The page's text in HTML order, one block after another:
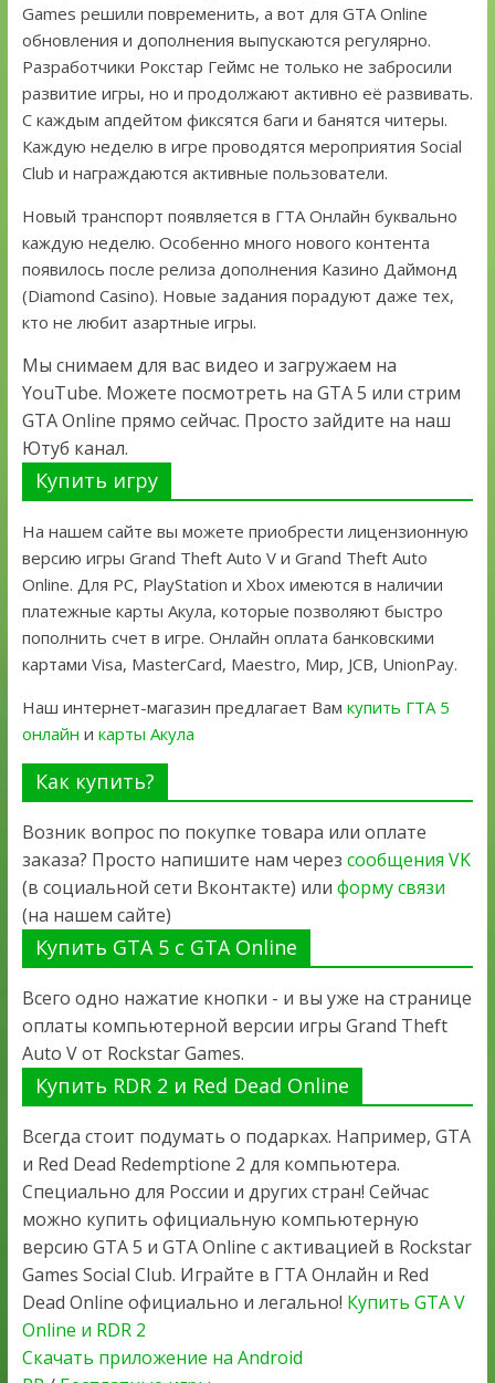
Games решили повременить, а вот для GTA Online
обновления и дополнения выпускаются регулярно.
Разработчики Рокстар Геймс не только не забросили
развитие игры, но и продолжают активно её развивать.
С каждым апдейтом фиксятся баги и банятся читеры.
Каждую неделю в игре проводятся мероприятия Social
Club и награждаются активные пользователи.
Новый транспорт появляется в ГТА Онлайн буквально
каждую неделю. Особенно много нового контента
появилось после релиза дополнения Казино Даймонд
(Diamond Casino). Новые задания порадуют даже тех,
кто не любит азартные игры.
Мы снимаем для вас видео и загружаем на
YouTube. Можете посмотреть на GTA 5 или стрим
GTA Online прямо сейчас. Просто зайдите на наш
Ютуб канал.
Купить игру
На нашем сайте вы можете приобрести лицензионную
версию игры Grand Theft Auto V и Grand Theft Auto
Online. Для PC, PlayStation и Xbox имеются в наличии
платежные карты Акула, которые позволяют быстро
пополнить счет в игре. Онлайн оплата банковскими
картами Visa, MasterCard, Maestro, Мир, JCB, UnionPay.
Наш интернет-магазин предлагает Вам купить ГТА 5
онлайн и карты Акула
Как купить?
Возник вопрос по покупке товара или оплате
заказа? Просто напишите нам через сообщения VK
(в социальной сети Вконтакте) или форму связи
(на нашем сайте)
Купить GTA 5 с GTA Online
Всего одно нажатие кнопки - и вы уже на странице
оплаты компьютерной версии игры Grand Theft
Auto V от Rockstar Games.
Купить RDR 2 и Red Dead Online
Всегда стоит подумать о подарках. Например, GTA
и Red Dead Redemptione 2 для компьютера.
Специально для России и других стран! Сейчас
можно купить официальную компьютерную
версию GTA 5 и GTA Online с активацией в Rockstar
Games Social Club. Играйте в ГТА Онлайн и Red
Dead Online официально и легально! Купить GTA V
Online и RDR 2
Скачать приложение на Android